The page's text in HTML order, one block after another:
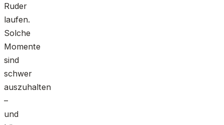
Ruder
laufen.
Solche
Momente
sind
schwer
auszuhalten
–
und